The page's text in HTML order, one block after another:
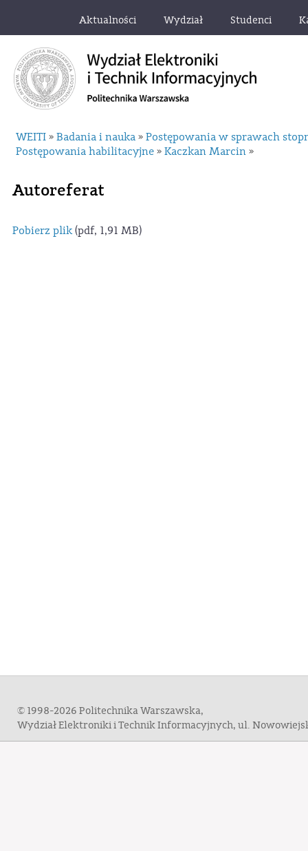
Aktualności Wydział Studenci
WEITI » Badania i nauka » Postępowania w sprawach
Postępowania habilitacyjne » Kaczkan Marcin »
Autoreferat
Pobierz plik(pdf, 1,91 MB)
© 1998-2026 Politechnika Warszawska,
Wydział Elektroniki i Technik Informacyjnych, ul.